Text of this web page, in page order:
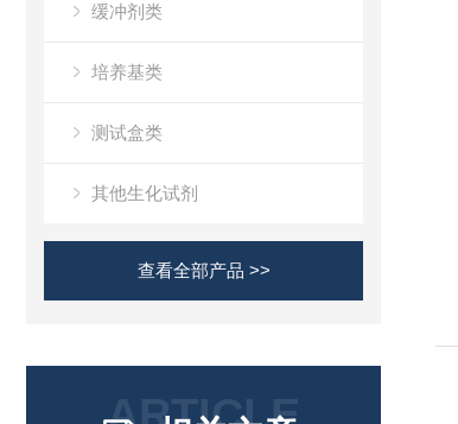
缓冲剂类
培养基类
测试盒类
其他生化试剂
查看全部产品 >>